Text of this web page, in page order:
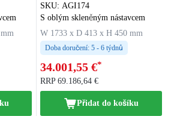
SKU: AGI174
S oblým skleněným nástavcem
W 1733 x D 413 x H 450 mm
Doba doručení: 5 - 6 týdnů
34.001,55 €*
RRP69.186,64 €
Přidat do košíku